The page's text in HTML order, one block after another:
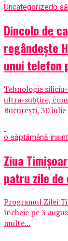
Uncategorizedo
Dincolo de
regândește
unui telefon
Tehnologia
ultra-subțire,
București, 30
o săptămână
Ziua
patru zile de
Programul Zilei
încheie pe 3
multe...